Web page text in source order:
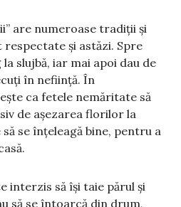
are numeroase tradiții și
și astăzi. Spre
slujbă, iar mai apoi dau de
în neființă. În
ca fetele nemăritate să
de așezarea florilor la
se înțeleagă bine, pentru a
interzis să îşi taie părul şi
să se întoarcă din drum,